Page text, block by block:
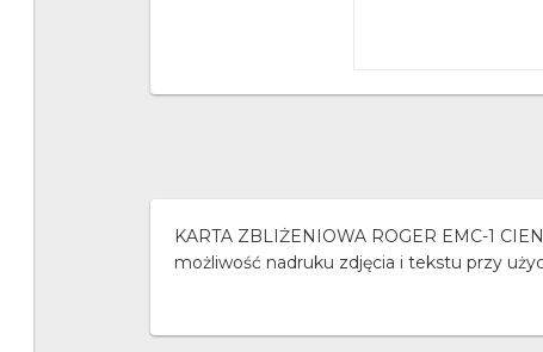
KARTA ZBLIŻENIOWA ROGER EMC-1
możliwość nadruku zdjęcia i tekstu przy